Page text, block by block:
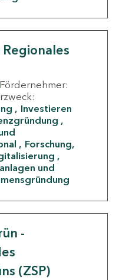
Fördernehmer:
Investieren
Forschung,
und
-
(ZSP)